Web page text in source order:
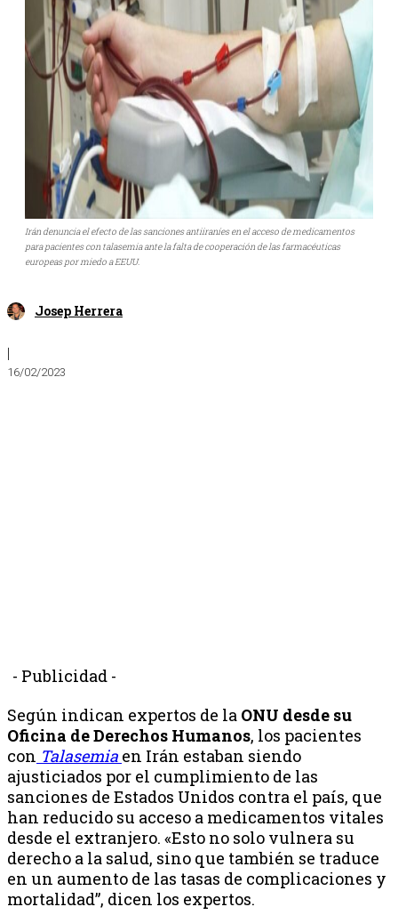
Irán denuncia el efecto de las sanciones antiiraníes en el acceso de medicamentos
para pacientes con talasemia ante la falta de cooperación de las farmacéuticas
europeas por miedo a EEUU.
Josep Herrera
|
16/02/2023
- Publicidad -
Según indican expertos de la ONU desde su
Oficina de Derechos Humanos, los pacientes
con Talasemia en Irán estaban siendo
ajusticiados por el cumplimiento de las
sanciones de Estados Unidos contra el país, que
han reducido su acceso a medicamentos vitales
desde el extranjero. «Esto no solo vulnera su
derecho a la salud, sino que también se traduce
en un aumento de las tasas de complicaciones y
mortalidad”, dicen los expertos.